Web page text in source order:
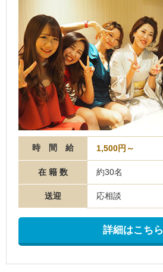
時 間 給 1,500円～
在 籍 数 約30名
送迎 応相談
詳細はこちら